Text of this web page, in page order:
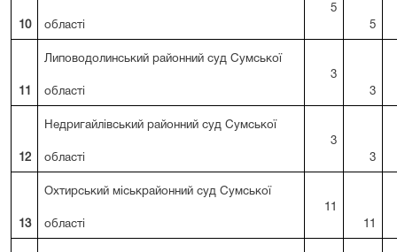
10 області
5
5
11
Липоводолинський районний суд Сумської
області
3
3
12
Недригайлівський районний суд Сумської
області
3
3
13
Охтирський міськрайонний суд Сумської
області
11
11